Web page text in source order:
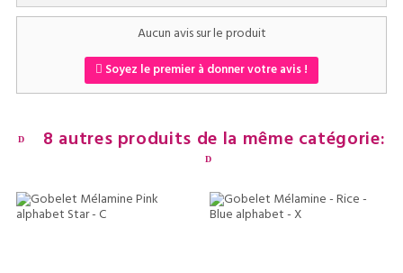
Aucun avis sur le produit
Soyez le premier à donner votre avis !
8 autres produits de la même catégorie: